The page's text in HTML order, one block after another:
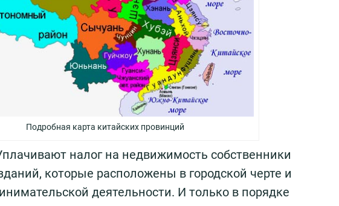
Подробная карта китайских провинций
налог на недвижимость собственники
которые расположены в городской черте и
деятельности. И только в порядке